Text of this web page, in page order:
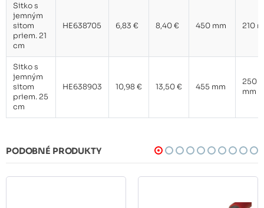
Sitko s
jemným
sitom
priem. 21
cm
HE638705 6,83 € 8,40 € 450 mm 210
Sitko s
jemným
sitom
priem. 25
cm
HE638903 10,98 € 13,50 € 455 mm
250
mm
PODOBNÉ PRODUKTY